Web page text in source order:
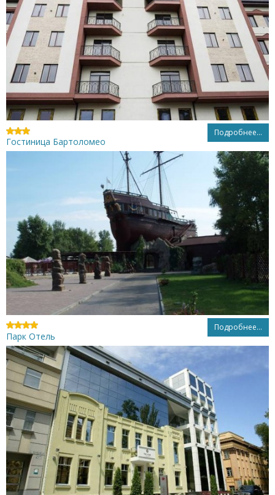
Подробнее...
Гостиница Бартоломео
Подробнее...
Парк Отель